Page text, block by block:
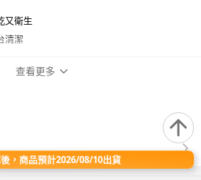
又衛生
清潔
查看更多
，商品預計2026/08/10出貨